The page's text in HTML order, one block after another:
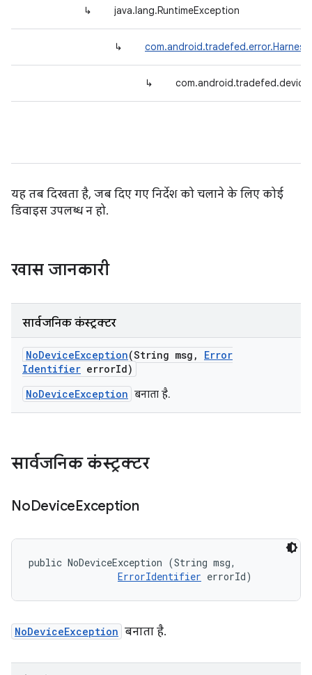
↳ java.lang.RuntimeException
↳
↳
यह तब दिखता है, जब दिए गए निर्देश को चलाने के लिए कोई
डिवाइस उपलब्ध न हो.
खास जानकारी
सार्वजनिक कंस्ट्रक्टर
NoDeviceException(String msg ,
Error
Identifier errorId)
NoDeviceException बनाता है.
सार्वजनिक कंस्ट्रक्टर
NoDeviceException
public NoDeviceException (String msg,
ErrorIdentifier errorId)
NoDeviceException बनाता है.